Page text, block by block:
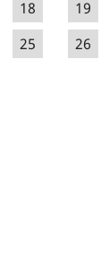
18 19
25 26